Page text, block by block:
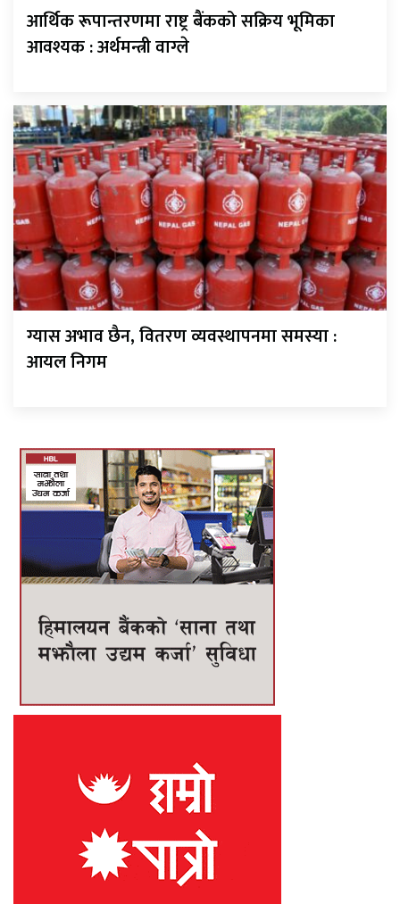
आर्थिक रूपान्तरणमा राष्ट्र बैंकको सक्रिय भूमिका
आवश्यक : अर्थमन्त्री वाग्ले
ग्यास अभाव छैन, वितरण व्यवस्थापनमा समस्या :
आयल निगम